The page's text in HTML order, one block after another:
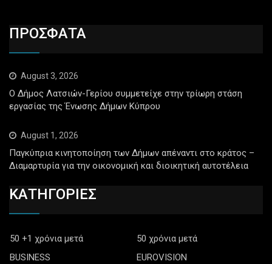
ΠΡΟΣΦΑΤΑ
August 3, 2026
Ο Δήμος Λατσιών-Γερίου συμμετείχε στην τρίωρη στάση
εργασίας της Ένωσης Δήμων Κύπρου
August 1, 2026
Παγκύπρια κινητοποίηση των Δήμων απέναντι στο κράτος –
Διαμαρτυρία για την οικονομική και διοικητική αυτοτέλεια
ΚΑΤΗΓΟΡΙΕΣ
50 +1 χρόνια μετά
50 χρόνια μετά
BUSINESS
EUROVISION